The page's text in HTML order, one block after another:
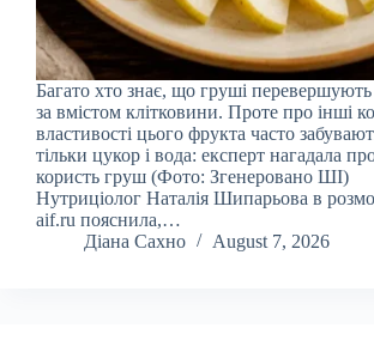
Багато хто знає, що груші перевершують
за вмістом клітковини. Проте про інші
властивості цього фрукта часто
тільки цукор і вода: експерт нагадала
користь груш (Фото: Згенеровано ШІ)
Нутриціолог Наталія Шипарьова в
aif.ru пояснила,…
Діана Сахно
August 7, 2026